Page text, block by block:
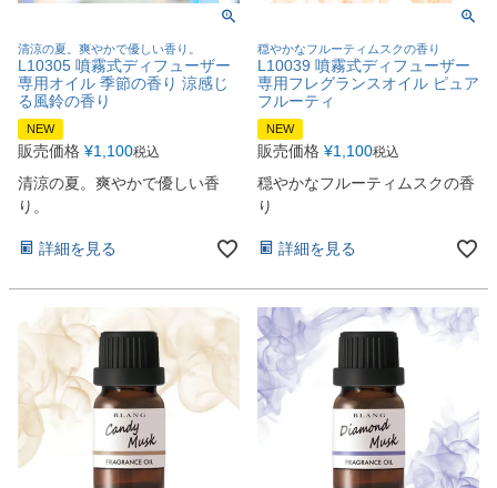
清涼の夏。爽やかで優しい香り。
L10305 噴霧式ディフューザー
専用オイル 季節の香り 涼感じ
る風鈴の香り
NEW
販売価格 ¥1,100税込
清涼の夏。爽やかで優しい香
り。
詳細を見る
穏やかなフルーティムスクの香り
L10039 噴霧式ディフューザー
専用フレグランスオイル ピュア
フルーティ
NEW
販売価格 ¥1,100税込
穏やかなフルーティムスクの香
り
詳細を見る